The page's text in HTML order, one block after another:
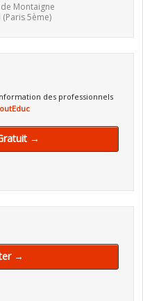
Montaigne
5ème)
des professionnels
→
→